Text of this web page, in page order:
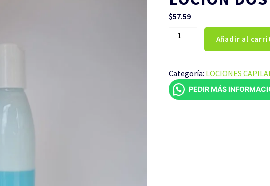
$57.59
LOCIÓN
270ML
cantidad
Añadir al
Categoría: LOCIONES
PEDIR MÁS